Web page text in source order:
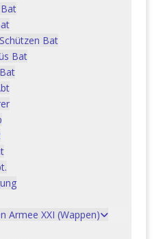
Bat
Bat
Armee XXI (Wappen)
2/1